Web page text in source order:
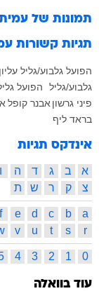
תמונות של
תגיות קשורות
הפועל גלבוע/גליל עליון
גלבוע/גליל
הפועל
פיני גרשון אבנר קופל
בראד ליף
אינדקס תגיות
א ב ג ד ה ו
צ
ק ר ש ת
a
b
c
d
e
f
r
s
t
u
v
0
1
2
3
4
עוד בוואלה